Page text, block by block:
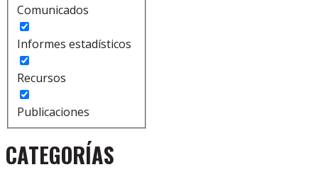
Comunicados
Informes estadísticos
Recursos
Publicaciones
CATEGORÍAS